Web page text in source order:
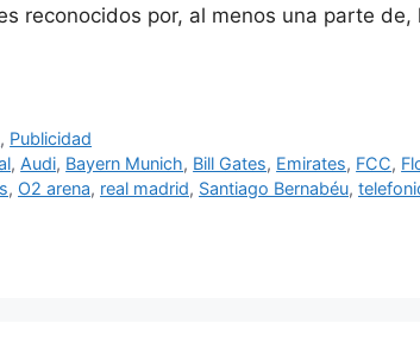
reconocidos por, al menos una parte de,
, Publicidad
, Audi, Bayern Munich, Bill Gates, Emirates, FCC,
, O2 arena, real madrid, Santiago Bernabéu,